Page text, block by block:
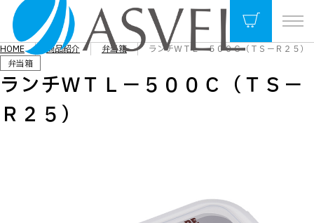
HOME 商品紹介 弁当箱
ランチＷＴＬ－５００Ｃ（ＴＳ－Ｒ２５）
弁当箱
ランチＷＴＬ－５００Ｃ（ＴＳ－
Ｒ２５）